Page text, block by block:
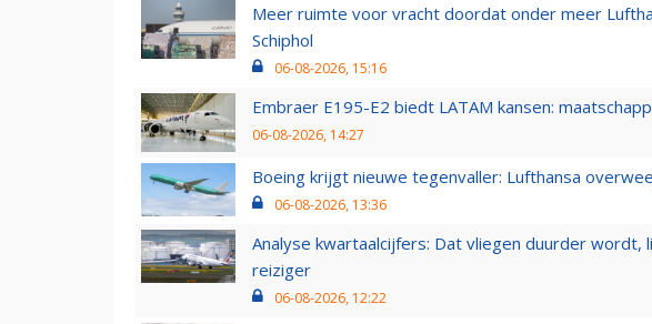
Meer ruimte voor vracht doordat onder meer
Schiphol
06-08-2026, 15:16
Embraer E195-E2 biedt LATAM kansen:
06-08-2026, 14:27
Boeing krijgt nieuwe tegenvaller: Lufthansa
06-08-2026, 13:36
Analyse kwartaalcijfers: Dat vliegen duurder
reiziger
06-08-2026, 12:22